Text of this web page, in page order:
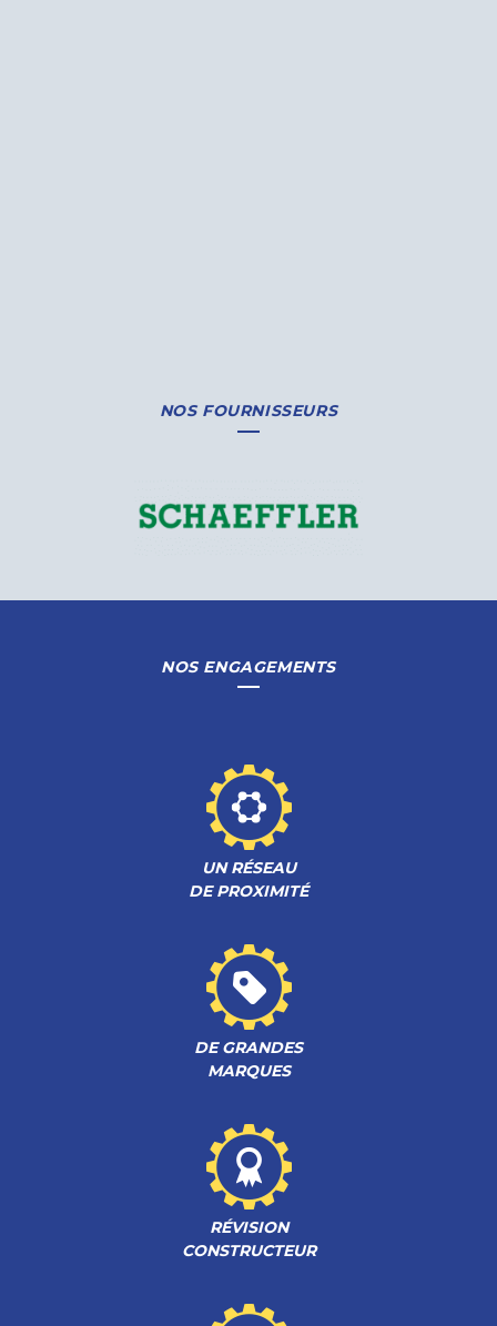
NOS FOURNISSEURS
NOS ENGAGEMENTS
UN RÉSEAU
DE PROXIMITÉ
DE GRANDES
MARQUES
RÉVISION
CONSTRUCTEUR